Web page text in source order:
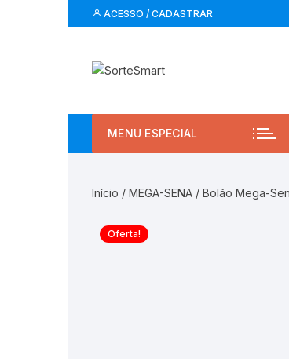
para
conteúdo
ACESSO / CADASTRAR
MENU ESPECIAL
Início / MEGA-SENA / Bolão Mega-
Oferta!